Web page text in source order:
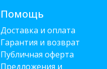
Помощь
Доставка и оплата
Гарантия и возврат
Публичная оферта
Предложения и